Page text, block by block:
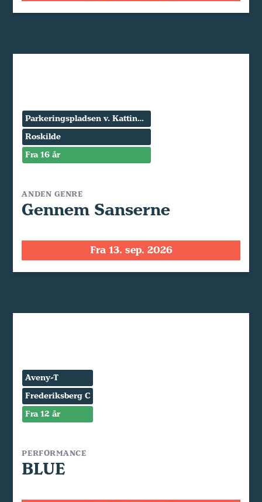
Parkeringspladsen v. Kattinge Værk
Roskilde
Fra 16 år
ANDEN GENRE
Gennem Sanserne
Fra 13. sep. 2026
Aveny-T
Frederiksberg C
Fra 12 år
PERFORMANCE
BLUE